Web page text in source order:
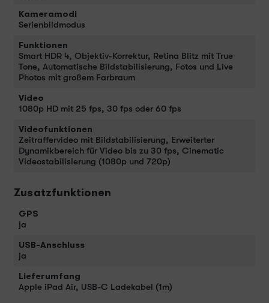
Kameramodi
Serienbildmodus
Funktionen
Smart HDR 4, Objektiv-Korrektur, Retina Blitz mit True
Tone, Automatische Bildstabilisierung, Fotos und Live
Photos mit großem Farbraum
Video
1080p HD mit 25 fps, 30 fps oder 60 fps
Videofunktionen
Zeitraffervideo mit Bildstabilisierung, Erweiterter
Dynamikbereich für Video bis zu 30 fps, Cinematic
Video­stabilisierung (1080p und 720p)
Zusatzfunktionen
GPS
ja
USB-Anschluss
ja
Lieferumfang
Apple iPad Air, USB-C Ladekabel (1m)